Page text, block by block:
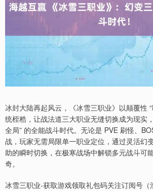
冰封大陆再起风云，《冰雪三职业》以颠覆性
统桎梏，让战法道三大职业无缝切换成为现实
全局” 的全能战斗时代。无论是 PVE 刷怪、
战，玩家无需局限单一职业定位，通过灵活幻
助的瞬时切换，在极寒战场中解锁多元战斗可
奇。
冰雪三职业-获取游戏领取礼包码关注订阅号（